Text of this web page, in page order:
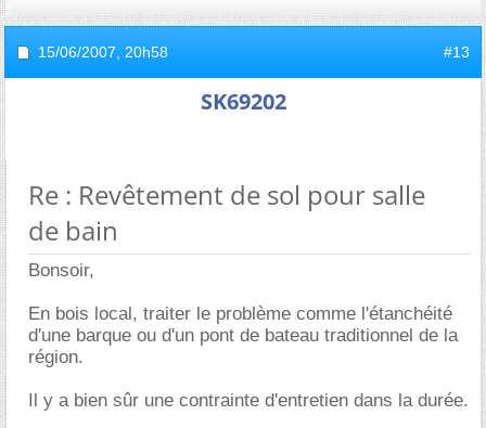
15/06/2007, 20h58 #13
SK69202
Re : Revêtement de sol pour salle
de bain
Bonsoir,
En bois local, traiter le problème comme l'étanchéité
d'une barque ou d'un pont de bateau traditionnel de la
région.
Il y a bien sûr une contrainte d'entretien dans la durée.